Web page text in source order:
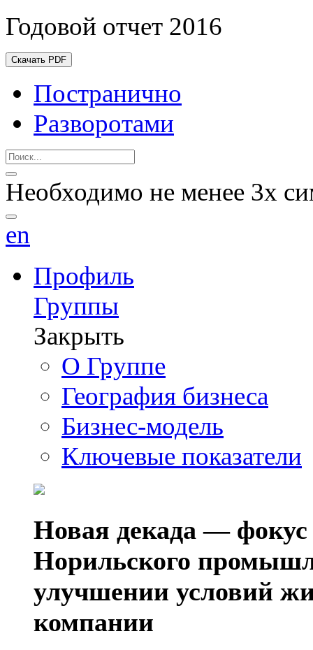
Годовой отчет 2016
Скачать PDF
Постранично
Разворотами
Необходимо не менее 3х
en
Профиль
Группы
Закрыть
О Группе
География бизнеса
Бизнес-модель
Ключевые показатели
Новая декада — фокус
Норильского
улучшении условий
компании